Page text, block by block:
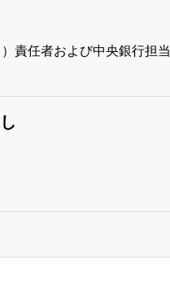
責任者および中央銀行担当